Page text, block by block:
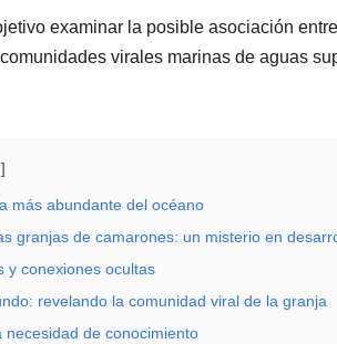
examinar la posible asociación
virales marinas de aguas
más abundante del océano
granjas de camarones: un misterio en
y conexiones ocultas
revelando la comunidad viral de la granja
necesidad de conocimiento